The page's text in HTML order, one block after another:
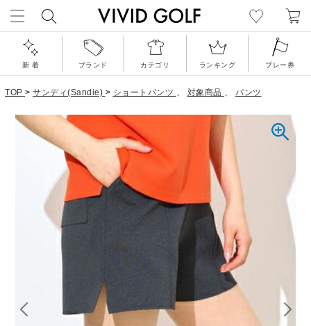
新 着 ブランド カテゴリ ランキング プレー券
TOP > サンディ(Sandie) > ショートパンツ 、 対象商品 、 パンツ